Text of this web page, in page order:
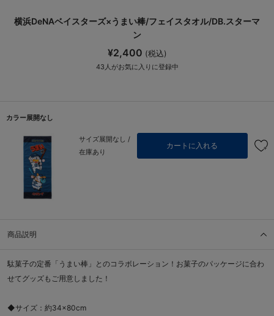
横浜DeNAベイスターズ×うまい棒/フェイスタオル/DB.スターマ
ン
¥2,400 (税込)
43 人がお気に入りに登録中
カラー展開なし
サイズ展開なし /
在庫あり
カートに入れる
商品説明
駄菓子の定番「うまい棒」とのコラボレーション！お菓子のパッケージに合わ
せてグッズもご用意しました！
◆サイズ：約34×80cm